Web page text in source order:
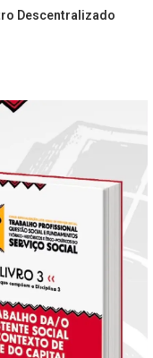
Descentralizado